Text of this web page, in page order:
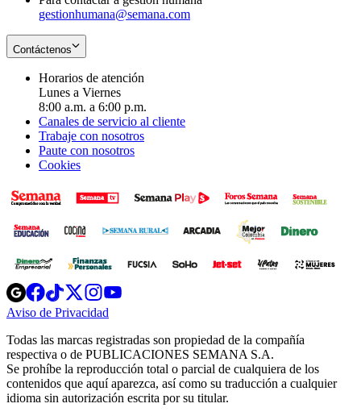
gestionhumana@semana.com
Contáctenos
Horarios de atención
Lunes a Viernes
8:00 a.m. a 6:00 p.m.
Canales de servicio al cliente
Trabaje con nosotros
Paute con nosotros
Cookies
Opens
in
new
Opens
in
new
Opens
in
new
window
Opens
new
windowwindow
Aviso de Privacidad
new
window
Todas las marcas registradas son propiedad de la compañía
respectiva o de PUBLICACIONES SEMANA S.A.
Se prohíbe la reproducción total o parcial de cualquiera de los
contenidos que aquí aparezca, así como su traducción a cualquier
idioma sin autorización escrita por su titular.